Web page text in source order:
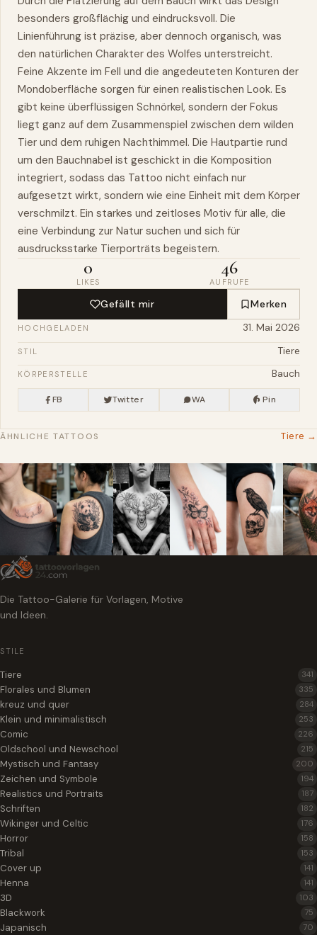
besonders großflächig und eindrucksvoll. Die
Linienführung ist präzise, aber dennoch organisch, was
den natürlichen Charakter des Wolfes unterstreicht.
Feine Akzente im Fell und die angedeuteten Konturen der
Mondoberfläche sorgen für einen realistischen Look. Es
gibt keine überflüssigen Schnörkel, sondern der Fokus
liegt ganz auf dem Zusammenspiel zwischen dem wilden
Tier und dem ruhigen Nachthimmel. Die Hautpartie rund
um den Bauchnabel ist geschickt in die Komposition
integriert, sodass das Tattoo nicht einfach nur
aufgesetzt wirkt, sondern wie eine Einheit mit dem Körper
verschmilzt. Ein starkes und zeitloses Motiv für alle, die
eine Verbindung zur Natur suchen und sich für
ausdrucksstarke Tierporträts begeistern.
0
LIKES
46
AUFRUFE
Gefällt mir Merken
HOCHGELADEN 31. Mai 2026
STIL Tiere
KÖRPERSTELLE Bauch
FB Twitter WA Pin
ÄHNLICHE TATTOOS Tiere →
Die Tattoo-Galerie für Vorlagen, Motive
und Ideen.
STILE
Tiere 341
Florales und Blumen 335
kreuz und quer 284
Klein und minimalistisch 253
Comic 226
Oldschool und Newschool 215
Mystisch und Fantasy 200
Zeichen und Symbole 194
Realistics und Portraits 187
Schriften 182
Wikinger und Celtic 176
Horror 158
Tribal 153
Cover up 141
Henna 141
3D 103
Blackwork 75
Japanisch 70